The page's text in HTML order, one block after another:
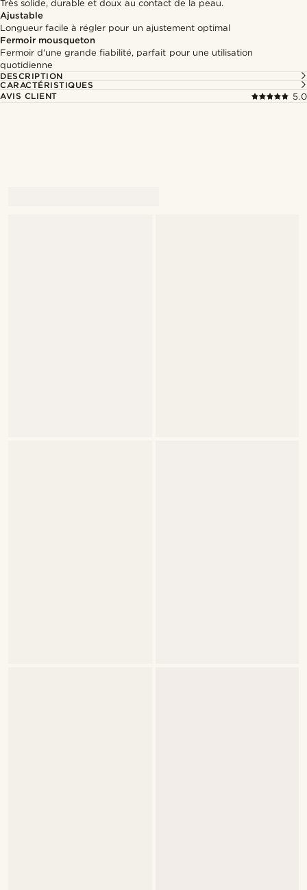
Très solide, durable et doux au contact de la peau.
Ajustable
Longueur facile à régler pour un ajustement optimal
Fermoir mousqueton
Fermoir d'une grande fiabilité, parfait pour une utilisation
quotidienne
DESCRIPTION
CARACTÉRISTIQUES
AVIS CLIENT
5.0